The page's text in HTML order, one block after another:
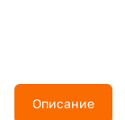
Описание